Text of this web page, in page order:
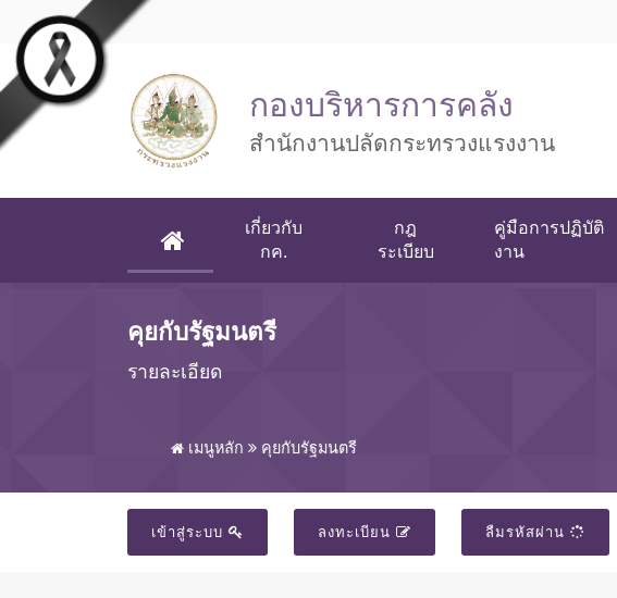
Skip to main content
กองบริหารการคลัง
สำนักงานปลัดกระทรวงแรงงาน
(CURRENT)
เกี่ยวกับ
กค.
กฎ
ระเบียบ
คู่มือการปฏิบัติ
งาน
คุยกับรัฐมนตรี
รายละเอียด
เมนูหลัก คุยกับรัฐมนตรี
เข้าสู่ระบบ ลงทะเบียน ลืมรหัสผ่าน